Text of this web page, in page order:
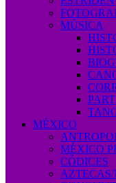
MÚSICA
MÉXICO
MÉXICO
CÓDICES